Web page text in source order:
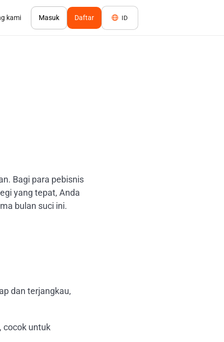
kami Masuk Daftar ID
Bagi para pebisnis
yang tepat, Anda
bulan suci ini.
dan terjangkau,
cocok untuk